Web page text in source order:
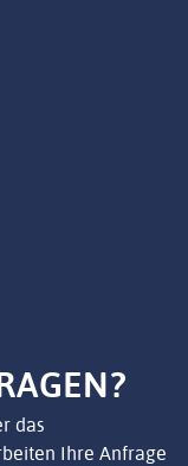
das
Ihre Anfrage